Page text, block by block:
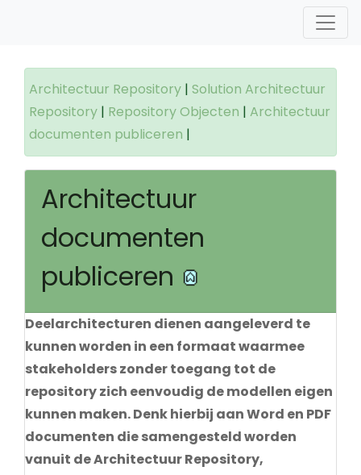
Architectuur Repository | Solution Architectuur
Repository | Repository Objecten | Architectuur
documenten publiceren |
Architectuur
documenten
publiceren
Deelarchitecturen dienen aangeleverd te
kunnen worden in een formaat waarmee
stakeholders zonder toegang tot de
repository zich eenvoudig de modellen eigen
kunnen maken. Denk hierbij aan Word en PDF
documenten die samengesteld worden
vanuit de Architectuur Repository,